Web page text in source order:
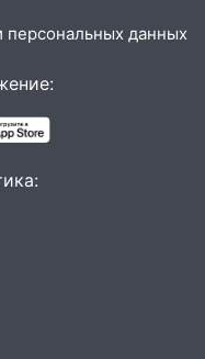
в
летнюю
в
прав
и попала в
14
персональных данных